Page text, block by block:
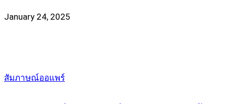
January 24, 2025
สัมภาษณ์ออแพร์